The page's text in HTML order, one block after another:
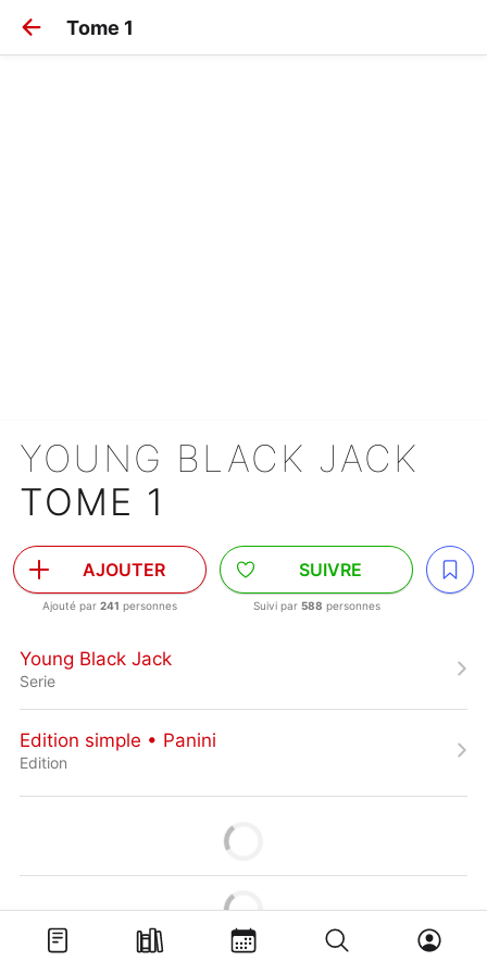
Tome 1
YOUNG BLACK JACK
TOME 1
AJOUTER
Ajouté par 241 personnes
SUIVRE
Suivi par 588 personnes
Young Black Jack
Serie
Edition simple • Panini
Edition